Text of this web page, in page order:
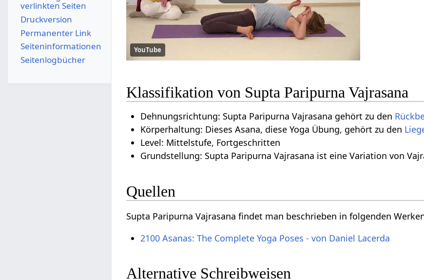
YouTube
Klassifikation von Supta Paripurna Vajrasana
Dehnungsrichtung: Supta Paripurna Vajrasana gehört zu den
Körperhaltung: Dieses Asana, diese Yoga Übung, gehört zu den
Level: Mittelstufe, Fortgeschritten
Grundstellung: Supta Paripurna Vajrasana ist eine Variation von
Quellen
Supta Paripurna Vajrasana findet man beschrieben in folgenden
2100 Asanas: The Complete Yoga Poses - von Daniel Lacerda
Alternative Schreibweisen
verlinkten Seiten
Druckversion
Permanenter Link
Seiten­­informationen
Seitenlogbücher